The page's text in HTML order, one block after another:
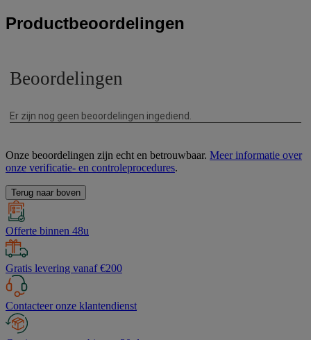
Productbeoordelingen
Onze beoordelingen zijn echt en betrouwbaar. Meer informatie over
onze verificatie- en controleprocedures.
Terug naar boven
Offerte binnen 48u
Gratis levering vanaf €200
Contacteer onze klantendienst